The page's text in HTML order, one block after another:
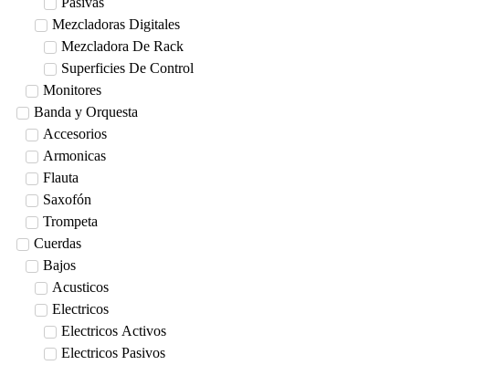
Mezcladoras Digitales
Mezcladora De Rack
Superficies De Control
Monitores
Banda y Orquesta
Accesorios
Armonicas
Flauta
Saxofón
Trompeta
Cuerdas
Bajos
Acusticos
Electricos
Electricos Activos
Electricos Pasivos